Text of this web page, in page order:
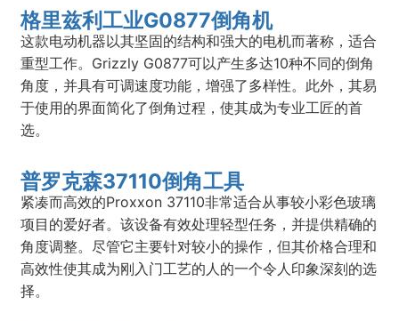
格里兹利工业G0877倒角机
这款电动机器以其坚固的结构和强大的电机而著称，适合
重型工作。Grizzly G0877可以产生多达10种不同的倒角
角度，并具有可调速度功能，增强了多样性。此外，其易
于使用的界面简化了倒角过程，使其成为专业工匠的首
选。
普罗克森37110倒角工具
紧凑而高效的Proxxon 37110非常适合从事较小彩色玻璃
项目的爱好者。该设备有效处理轻型任务，并提供精确的
角度调整。尽管它主要针对较小的操作，但其价格合理和
高效性使其成为刚入门工艺的人的一个令人印象深刻的选
择。